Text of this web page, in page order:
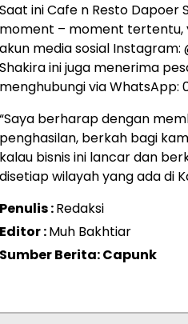
Saat ini Cafe n Resto Dapoer
moment – moment tertentu,
akun media sosial
Shakira ini juga menerima
menghubungi via WhatsApp:
“Saya berharap dengan
penghasilan, berkah bagi
kalau bisnis ini lancar dan
disetiap wilayah yang ada di
Penulis :Redaksi
Editor :Muh Bakhtiar
Sumber Berita: Capunk